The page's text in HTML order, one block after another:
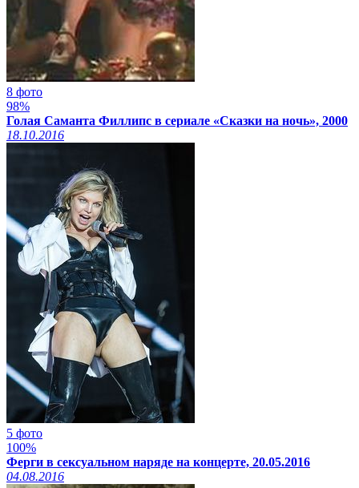
8 фото
98%
Голая Саманта Филлипс в сериале «Сказки на ночь», 2000
18.10.2016
5 фото
100%
Ферги в сексуальном наряде на концерте, 20.05.2016
04.08.2016